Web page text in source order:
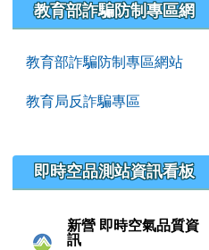
教育部詐騙防制專區網
教育部詐騙防制專區網站
教育局反詐騙專區
即時空品測站資訊看板